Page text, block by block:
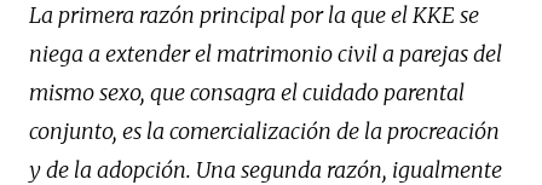
La primera razón principal por la que el KKE se
niega a extender el matrimonio civil a parejas del
mismo sexo, que consagra el cuidado parental
conjunto, es la comercialización de la procreación
y de la adopción. Una segunda razón, igualmente